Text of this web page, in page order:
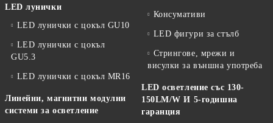
LED лунички
LED лунички с цокъл GU10
LED лунички с цокъл
GU5.3
LED лунички с цокъл MR16
Линейни, магнитни модулни
системи за осветление
Консумативи
LED фигури за стълб
Стрингове, мрежи и
висулки за външна употреба
LED осветление със 130-
150LM/W И 5-годишна
гаранция